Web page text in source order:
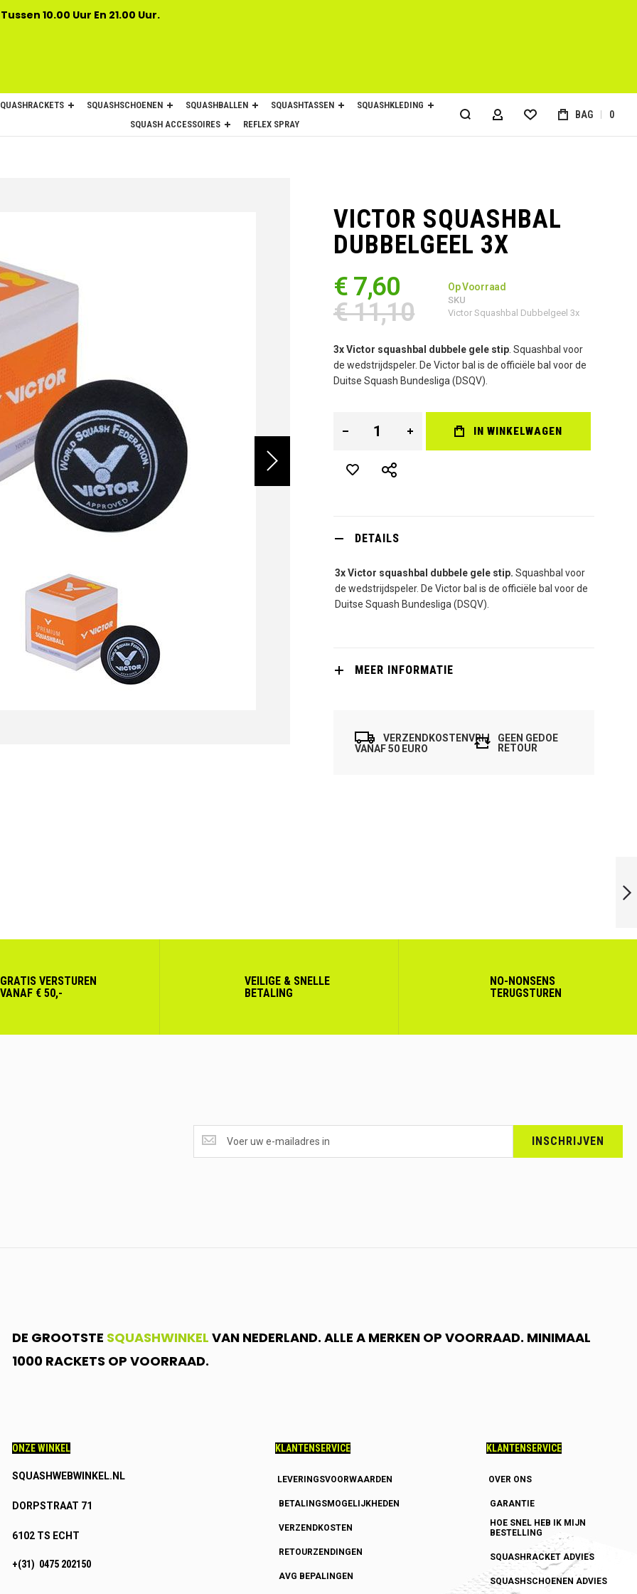
10.00 Uur En 21.00 Uur.
SQUASHSCHOENEN SQUASHBALLEN SQUASHTASSEN
SQUASHKLEDING
SQUASH ACCESSOIRES
REFLEX SPRAY ACCOUNT BAG 0
VICTOR SQUASHBAL
DUBBELGEEL 3X
€ 7,60
€ 11,10
Op Voorraad
SKU
Victor Squashbal Dubbelgeel 3x
3x Victor squashbal dubbele gele stip. Squashbal voor
de wedstrijdspeler. De Victor bal is de officiële bal voor de
Duitse Squash Bundesliga (DSQV).
IN WINKELWAGEN
DETAILS
3x Victor squashbal dubbele gele stip. Squashbal voor
de wedstrijdspeler. De Victor bal is de officiële bal voor de
Duitse Squash Bundesliga (DSQV).
MEER INFORMATIE
VERZENDKOSTENVRIJ
VANAF 50 EURO
GEEN GEDOE
RETOUR
GRATIS VERSTUREN
VANAF € 50,-
VEILIGE & SNELLE
BETALING
NO-NONSENS
TERUGSTUREN
ONTVANGEN?
<br>SCHRIJF
INSCHRIJVEN
DE GROOTSTE SQUASHWINKEL VAN NEDERLAND. ALLE A MERKEN OP VOORRAAD. MINIMAAL
1000 RACKETS OP VOORRAAD.
ONZE WINKEL
SQUASHWEBWINKEL.NL
DORPSTRAAT 71
6102 TS ECHT
+(31) 0475 202150
KLANTENSERVICE
LEVERINGSVOORWAARDEN
BETALINGSMOGELIJKHEDEN
VERZENDKOSTEN
RETOURZENDINGEN
AVG BEPALINGEN
KLANTENSERVICE
OVER ONS
GARANTIE
HOE SNEL HEB IK MIJN
BESTELLING
SQUASHRACKET ADVIES
SQUASHSCHOENEN ADVIES